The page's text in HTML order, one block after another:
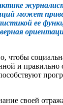
может
ее
чтобы
и правильно
своей